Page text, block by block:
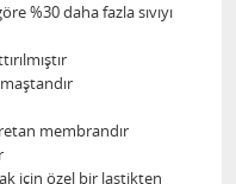
%30 daha fazla sıvıyı
membrandır
için özel bir lastikten